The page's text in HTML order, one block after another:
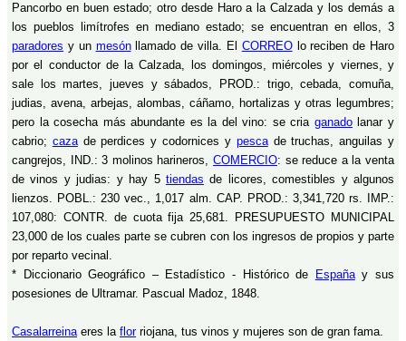
Pancorbo en buen estado; otro desde Haro a la Calzada y los demás a
los pueblos limítrofes en mediano estado; se encuentran en ellos, 3
paradores y un mesónllamado de villa. El CORREOlo reciben de Haro
por el conductor de la Calzada, los domingos, miércoles y viernes, y
sale los martes, jueves y sábados, PROD.: trigo, cebada, comuña,
judias, avena, arbejas, alombas, cáñamo, hortalizas y otras legumbres;
pero la cosecha más abundante es la del vino: se cria ganadolanar y
cabrio; cazade perdices y codornices y pescade truchas, anguilas y
cangrejos, IND.: 3 molinos harineros, COMERCIO: se reduce a la venta
de vinos y judias: y hay 5 tiendas de licores, comestibles y algunos
lienzos. POBL.: 230 vec., 1,017 alm. CAP. PROD.: 3,341,720 rs. IMP.:
107,080: CONTR. de cuota fija 25,681. PRESUPUESTO MUNICIPAL
23,000 de los cuales parte se cubren con los ingresos de propios y parte
por reparto vecinal.
* Diccionario Geográfico – Estadístico - Histórico de
Españay sus
posesiones de Ultramar. Pascual Madoz, 1848.
Casalarreinaeres la florriojana, tus vinos y mujeres son de gran fama.